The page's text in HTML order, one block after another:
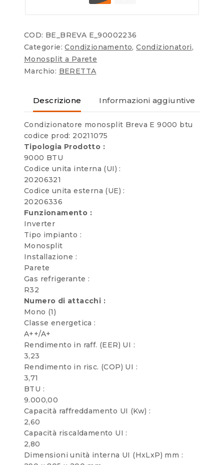
COD: BE_BREVA E_90002236
Categorie:Condizionamento,Condizionatori,
Monosplit a Parete
Marchio: BERETTA
Descrizione Informazioni aggiuntive
Condizionatore monosplit Breva E 9000 btu
codice prod: 20211075
Tipologia Prodotto :
9000 BTU
Codice unita interna (UI) :
20206321
Codice unita esterna (UE) :
20206336
Funzionamento :
Inverter
Tipo impianto :
Monosplit
Installazione :
Parete
Gas refrigerante :
R32
Numero di attacchi :
Mono (1)
Classe energetica :
A++/A+
Rendimento in raff. (EER) UI :
3,23
Rendimento in risc. (COP) UI :
3,71
BTU :
9.000,00
Capacità raffreddamento UI (Kw) :
2,60
Capacità riscaldamento UI :
2,80
Dimensioni unità interna UI (HxLxP) mm :